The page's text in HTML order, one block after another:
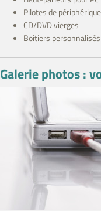
Pilotes de
CD/DVD vierges
Boîtiers personnalisés
Galerie photos :